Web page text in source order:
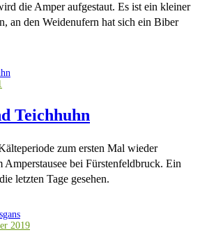
die Amper aufgestaut. Es ist ein kleiner
an den Weidenufern hat sich ein Biber
Teichhuhn
zum ersten Mal wieder
Amperstausee bei Fürstenfeldbruck. Ein
letzten Tage gesehen.
2019